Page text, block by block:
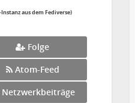
aus dem Fediverse)
Folge
Atom-Feed
Netzwerkbeiträge